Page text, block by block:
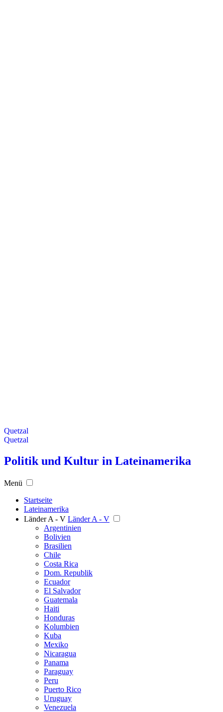
Quetzal
Quetzal
Politik und Kultur in Lateinamerika
Menü
Startseite
Lateinamerika
Länder A - V Länder A - V
Argentinien
Bolivien
Brasilien
Chile
Costa Rica
Dom. Republik
Ecuador
El Salvador
Guatemala
Haiti
Honduras
Kolumbien
Kuba
Mexiko
Nicaragua
Panama
Paraguay
Peru
Puerto Rico
Uruguay
Venezuela